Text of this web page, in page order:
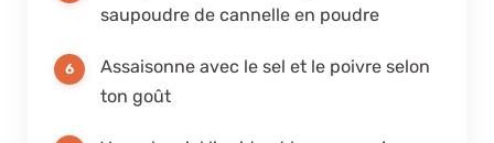
saupoudre de cannelle en poudre
Assaisonne avec le sel et le poivre selon
ton goût